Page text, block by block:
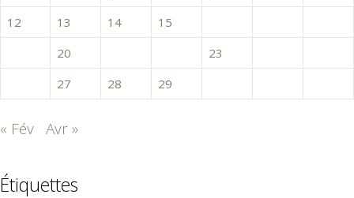
12
13 14 15
20 23
27 28 29
« Fév Avr »
Étiquettes